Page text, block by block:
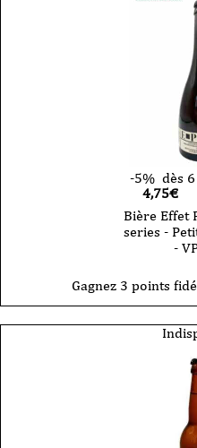
-5% dès 6
4,75€
Bière Effet
series -
-
Gagnez 3 points